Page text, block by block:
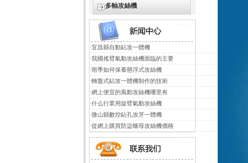
多軸攻絲機
·宜昌縣自動鉆攻一體機
·我國搖臂氣動攻絲機面臨的主要
·雨季如何保養懸浮式攻絲機
·轉盤式鉆攻一體機制作的技術
·網上便宜的風動攻絲機哪里有
·什么行業用旋臂氣動攻絲機
·微山縣數控鉆孔攻牙一體機
·從網上購買防盜螺母攻絲機價格